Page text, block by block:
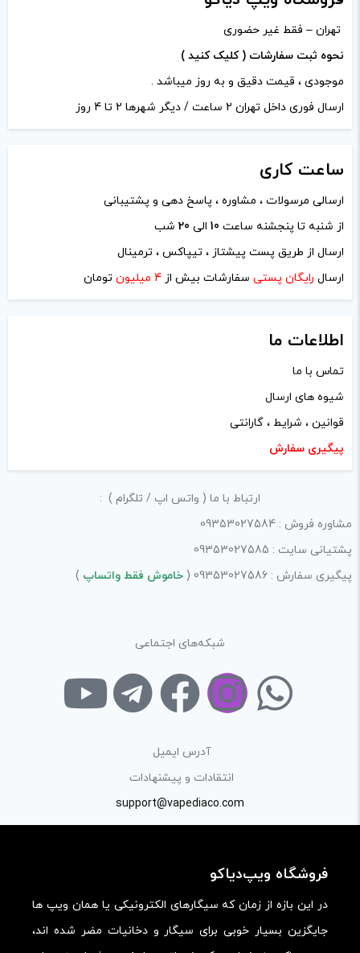
نام*
ایمیل*
ذخیره نام، ایمیل و وبسایت من در مرورگر برای زمانی که دوباره
دیدگاهی می‌نویسم.
لازم است محتوای ارسالی منطبق برعرف و شئونات جامعه و با
بیانی رسمی و عاری از لحن تند، تمسخرو توهین باشد.
از ارسال لینک‌های سایت‌های دیگر و ارایه‌ی اطلاعات شخصی
خودتان مثل شماره تماس، ایمیل و آی‌دی شبکه‌های اجتماعی
پرهیز کنید.
در نظر داشته باشید هدف نهایی از ارائه‌ی نظر درباره‌ی کالا
با توجه به ساختار بخش نظرات، از پرسیدن سوال یا درخواست
راهنمایی در این بخش خودداری کرده و سوالات خود را در بخش
«پرسش و پاسخ» مطرح کنید.
امکانات و قابلیت ها:
تهران – فقط غیر حضوری
نحوه ثبت سفارشات ( کلیک کنید )
موجودی ، قیمت دقیق و به روز میباشد .
ارسال فوری داخل تهران 2 ساعت / دیگر شهرها 2 تا 4 روز
ساعت کاری
ارسالی مرسولات ، مشاوره ، پاسخ دهی و پشتیبانی
از شنبه تا پنجشنه ساعت 10 الی 20 شب
ارسال از طریق پست پیشتاز ، تیپاکس ، ترمینال
ارسال رایگان پستی سفارشات بیش از 4 میلیون تومان
اطلاعات ما
تماس با ما
شیوه های ارسال
قوانین ، شرایط ، گارانتی
پیگیری سفارش
ارتباط با ما ( واتس اپ / تلگرام ) :
مشاوره فروش : 09353027584
پشتیانی سایت : 09353027585
پیگیری سفارش : 09353027586 (
خاموش فقط واتساپ )
شبکه‌های اجتماعی
آدرس ایمیل
انتقادات و پیشنهادات
support@vapediaco.com
فروشگاه ویپ‌دیاکو
در این بازه از زمان که سیگارهای الکترونیکی یا همان ویپ ها
جایگزین بسیار خوبی برای سیگار و دخانیات مضر شده اند،